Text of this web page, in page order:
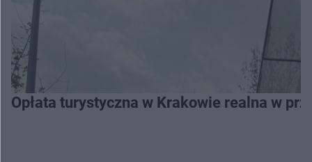
Opłata turystyczna w Krakowie realna w